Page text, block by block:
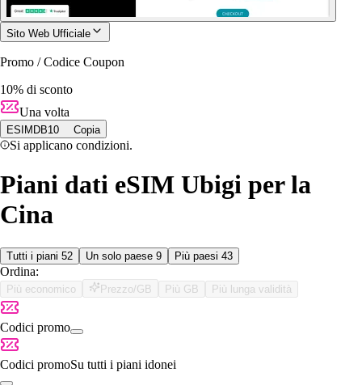
Sito Web Ufficiale
Promo / Codice Coupon
10% di sconto
Una volta
ESIMDB10 Copia
Si applicano condizioni.
Piani dati eSIM Ubigi per la
Cina
Tutti i piani 52 Un solo paese 9 Più paesi 43
Ordina:
Più economico Prezzo/GB Più GB Più lunga validità
Codici promo
Codici promoSu tutti i piani idonei